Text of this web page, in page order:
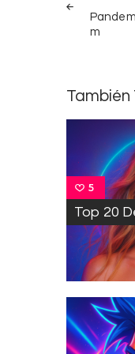
de
m
También
5
Top 20